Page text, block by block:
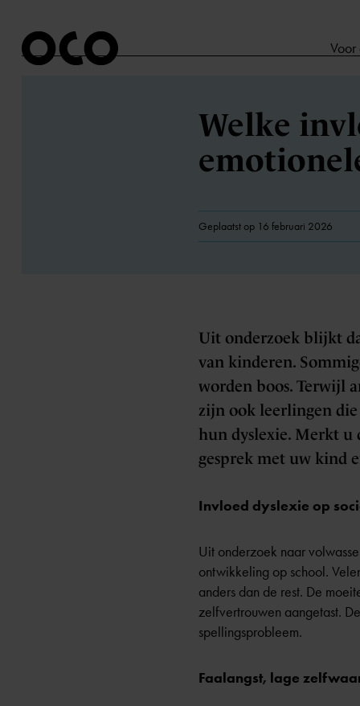
Voor
Welke
Geplaatst op 16 februari 2026
Uit onderzoek blijkt
van kinderen.
worden boos. Terwijl
zijn ook leerlingen die
hun dyslexie. Merkt u
gesprek met uw kind
Invloed dyslexie op
Uit onderzoek naar
ontwikkeling op school.
anders dan de rest. De
zelfvertrouwen aangetast.
spellingsprobleem.
Faalangst, lage